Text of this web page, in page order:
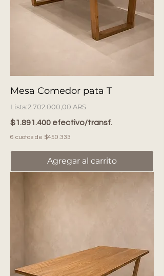
Mesa Comedor pata T
Precio2.702.000,00 ARS
$1.891.400 efectivo/transf.
6 cuotas de $450.333
Agregar al carrito